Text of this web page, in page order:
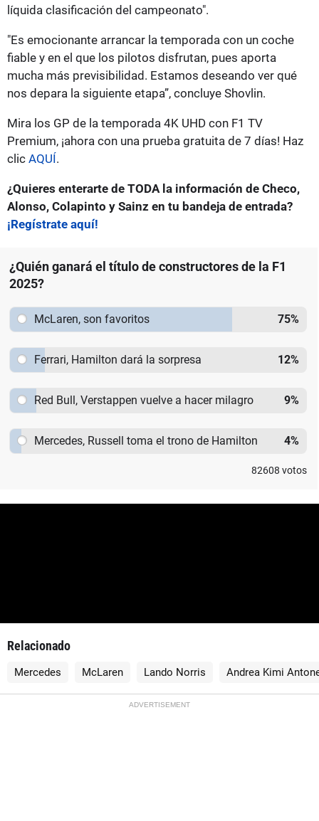
líquida clasificación del campeonato".
"Es emocionante arrancar la temporada con un coche
fiable y en el que los pilotos disfrutan, pues aporta
mucha más previsibilidad. Estamos deseando ver qué
nos depara la siguiente etapa”, concluye Shovlin.
Mira los GP de la temporada 4K UHD con F1 TV
Premium, ¡ahora con una prueba gratuita de 7 días! Haz
clic AQUÍ.
¿Quieres enterarte de TODA la información de Checo,
Alonso, Colapinto y Sainz en tu bandeja de entrada?
¡Regístrate aquí!
¿Quién ganará el título de constructores de la F1
2025?
McLaren, son favoritos 75%
Ferrari, Hamilton dará la sorpresa 12%
Red Bull, Verstappen vuelve a hacer milagro 9%
Mercedes, Russell toma el trono de Hamilton 4%
82608 votos
Relacionado
Mercedes McLaren Lando Norris Andrea Kimi
ADVERTISEMENT